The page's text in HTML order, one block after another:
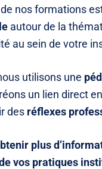
de nos formations
autour de la
au sein de votre
utilisons une
un lien direct
des réflexes
plus
vos pratiques